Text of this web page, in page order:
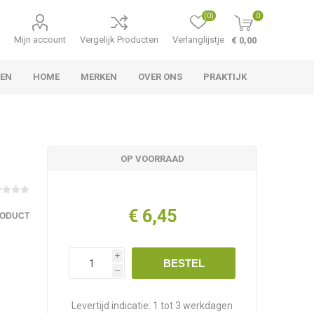
Mijn account Vergelijk Producten Verlanglijstje
(0) 0
€ 0,00
HOME MERKEN OVER ONS PRAKTIJK
OP VOORRAAD
€ 6,45
i
h
BESTEL
Levertijd indicatie: 1 tot 3 werkdagen